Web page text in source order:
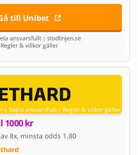
till Unibet
ansvarsfullt | stodlinjen.se
Regler & villkor gäller
| Spela ansvarsfullt | Regler & villkor gäller
1000 kr
8x, minsta odds 1.80